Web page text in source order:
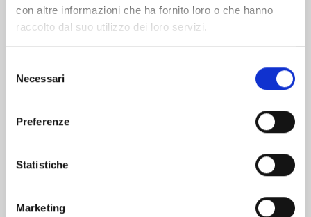
con altre informazioni che ha fornito loro o che hanno
raccolto dal suo utilizzo dei loro servizi.
delNecessari
Preferenze
Statistiche
Marketing